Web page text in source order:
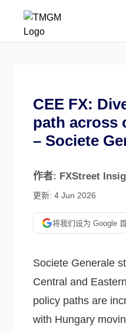
CEE FX:
path across
– Societe
作者: FXStreet
更新: 4 Jun 2026
将我们设为 Google
Societe Generale
Central and
policy paths are
with Hungary